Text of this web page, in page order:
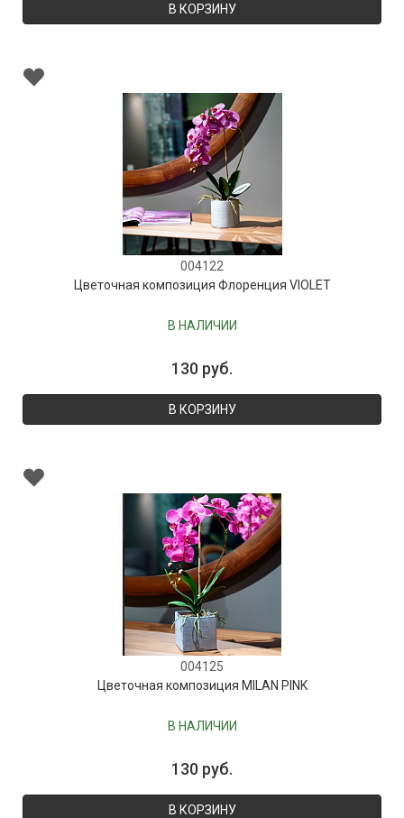
В КОРЗИНУ
004122
Цветочная композиция Флоренция VIOLET
В НАЛИЧИИ
130 руб.
В КОРЗИНУ
004125
Цветочная композиция MILAN PINK
В НАЛИЧИИ
130 руб.
В КОРЗИНУ